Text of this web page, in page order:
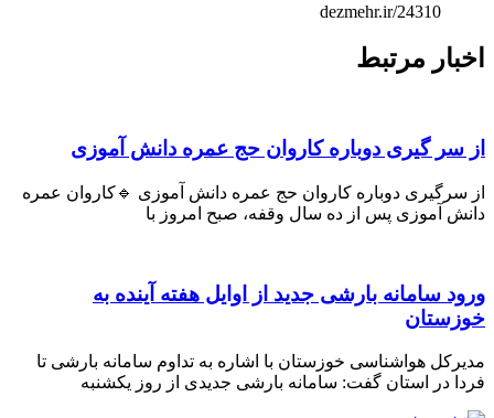
dezmehr.ir/24310
اخبار مرتبط
از سر گیری دوباره کاروان حج عمره دانش آموزی
از سرگیری دوباره کاروان حج عمره دانش آموزی 🔹کاروان عمره
دانش آموزی پس از ده سال وقفه، صبح امروز با
ورود سامانه بارشی جدید از اوایل هفته آینده به
خوزستان
مدیرکل هواشناسی خوزستان با اشاره به تداوم سامانه بارشی تا
فردا در استان گفت: سامانه بارشی جدیدی از روز یکشنبه